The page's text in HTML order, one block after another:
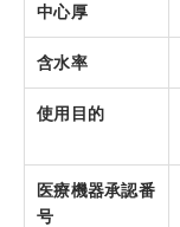
中心厚
含水率
使用目的
医療機器承認番
号